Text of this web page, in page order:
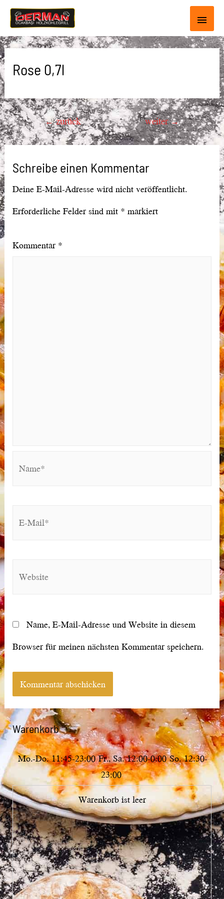
Rose 0,7l
Beitragsnavigation
←zurück weiter→
Schreibe einen Kommentar
Deine E-Mail-Adresse wird nicht veröffentlicht.
Erforderliche Felder sind mit * markiert
Kommentar *
Name, E-Mail-Adresse und Website in diesem
Browser für meinen nächsten Kommentar speichern.
Warenkorb
Mo.-Do. 11:45-23:00 Fr., Sa. 12:00-0:00 So. 12:30-
23:00
Warenkorb ist leer